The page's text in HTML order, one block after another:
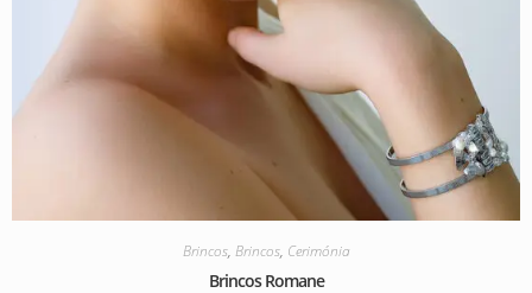
Brincos, Brincos, Cerimónia
Brincos Romane